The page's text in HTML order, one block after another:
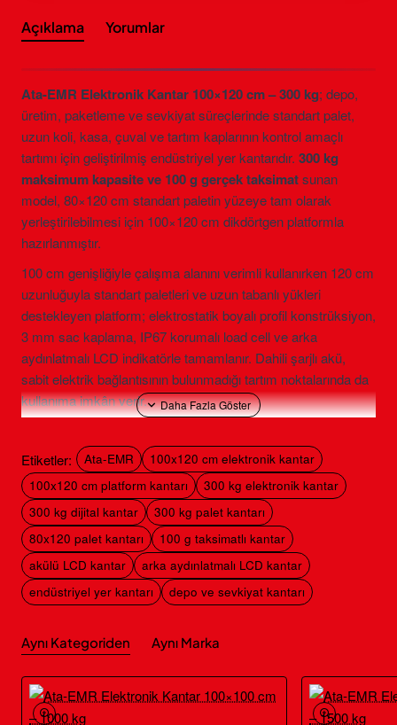
Açıklama Yorumlar
Ata-EMR Elektronik Kantar 100×120 cm – 300 kg; depo,
üretim, paketleme ve sevkiyat süreçlerinde standart palet,
uzun koli, kasa, çuval ve tartım kaplarının kontrol amaçlı
tartımı için geliştirilmiş endüstriyel yer kantarıdır. 300 kg
maksimum kapasite ve 100 g gerçek taksimatsunan
model, 80×120 cm standart paletin yüzeye tam olarak
yerleştirilebilmesi için 100×120 cm dikdörtgen platformla
hazırlanmıştır.
100 cm genişliğiyle çalışma alanını verimli kullanırken 120 cm
uzunluğuyla standart paletleri ve uzun tabanlı yükleri
destekleyen platform; elektrostatik boyalı profil konstrüksiyon,
3 mm sac kaplama, IP67 korumalı load cell ve arka
aydınlatmalı LCD indikatörle tamamlanır. Dahili şarjlı akü,
sabit elektrik bağlantısının bulunmadığı tartım noktalarında da
kullanıma imkân verir.
Ata-EMR 100×120 cm Elektronik
Kantarın Öne Çıkan Özellikleri
300 kg maksimum kapasiteve100 g gerçek taksimat
80×120 cm standart palet ve uzun tabanlı yükler için
platform
40×60×2 mm profil konstrüksiyon ve 3 mm sac kaplama
Nikel kaplamalı çelik alaşımlı, IP67 korumalı lama tipi load cell
6 dijit ve 22 mm rakam yüksekliğine sahip arka aydınlatmalı LCD
Ata-EMR Elektronik Kantar
100×120 cm – 300 kg Teknik
Etiketler: Ata-EMR
100x120 cm elektronik kantar
100x120 cm platform kantarı
300 kg elektronik kantar
300 kg dijital kantar
300 kg palet kantarı
80x120 palet kantarı
100 g taksimatlı kantar
akülü LCD kantar
arka aydınlatmalı LCD kantar
endüstriyel yer kantarı
depo ve sevkiyat kantarı
Aynı Kategoriden Aynı Marka